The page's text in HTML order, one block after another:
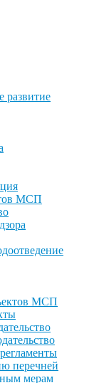
развитие
МСП
МСП
перечней
мерам